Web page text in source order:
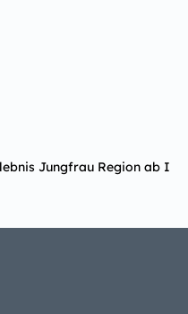
Jungfrau Region ab